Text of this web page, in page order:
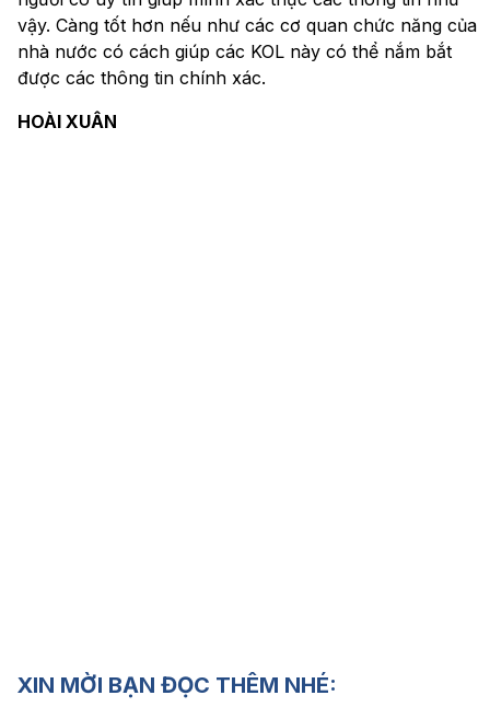
vậy. Càng tốt hơn nếu như các cơ quan chức năng của
nhà nước có cách giúp các KOL này có thể nắm bắt
được các thông tin chính xác.
HOÀI XUÂN
XIN MỜI BẠN ĐỌC THÊM NHÉ: